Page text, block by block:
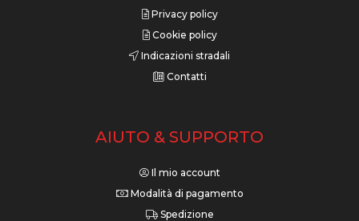
Privacy policy
Cookie policy
Indicazioni stradali
Contatti
AIUTO & SUPPORTO
Il mio account
Modalità di pagamento
Spedizione